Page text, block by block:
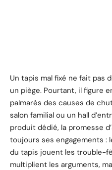
Un tapis mal fixé ne fait pas
un piège. Pourtant, il figure
palmarès des causes de
salon familial ou un hall
produit dédié, la promesse
toujours ses engagements :
du tapis jouent les trouble-
multiplient les arguments,